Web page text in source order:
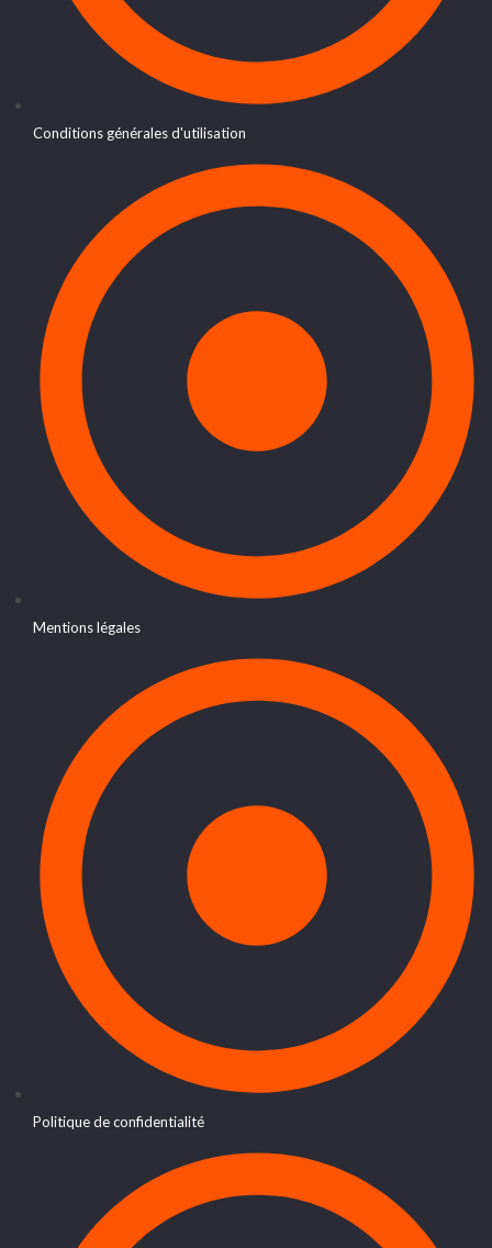
Conditions générales d'utilisation
Mentions légales
Politique de confidentialité